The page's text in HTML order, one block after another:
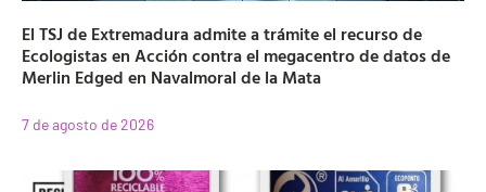
El TSJ de Extremadura admite a trámite el recurso de
Ecologistas en Acción contra el megacentro de datos de
Merlin Edged en Navalmoral de la Mata
7 de agosto de 2026